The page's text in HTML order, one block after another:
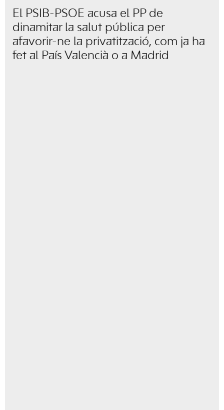
El PSIB-PSOE acusa el PP de
dinamitar la salut pública per
afavorir-ne la privatització, com ja ha
fet al País Valencià o a Madrid